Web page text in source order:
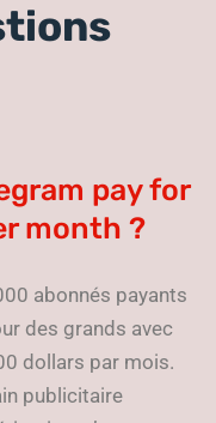
pay for
month ?
abonnés payants
des grands avec
dollars par mois.
publicitaire